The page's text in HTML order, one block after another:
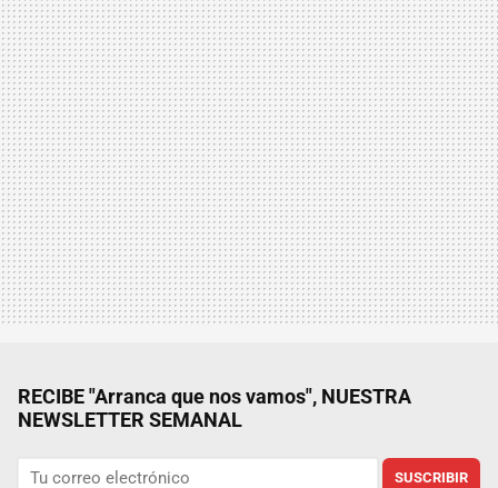
RECIBE "Arranca que nos vamos", NUESTRA
NEWSLETTER SEMANAL
SUSCRIBIR